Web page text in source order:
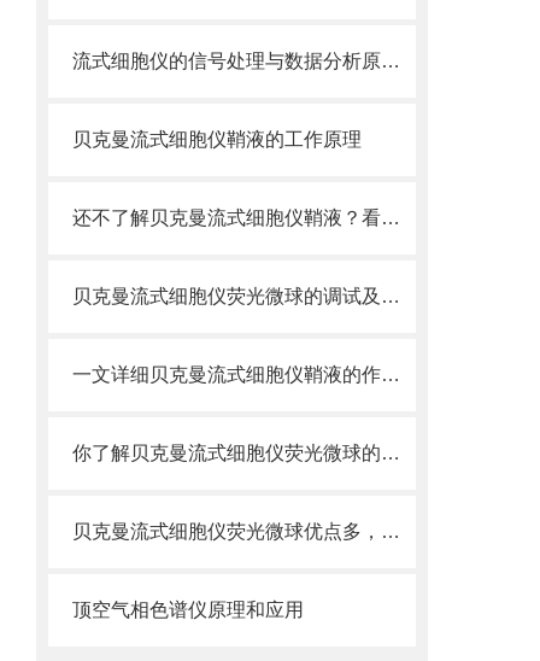
流式细胞仪的信号处理与数据分析原理分析
贝克曼流式细胞仪鞘液的工作原理
还不了解贝克曼流式细胞仪鞘液？看这里就对了！
贝克曼流式细胞仪荧光微球的调试及使用
一文详细贝克曼流式细胞仪鞘液的作用原理
你了解贝克曼流式细胞仪荧光微球的制备之怎样的吗
贝克曼流式细胞仪荧光微球优点多，实用效果好
顶空气相色谱仪原理和应用